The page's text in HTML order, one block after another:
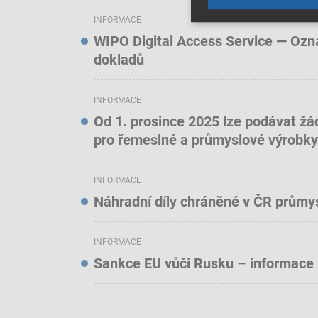
INFORMACE
WIPO Digital Access Service —
dokladů
INFORMACE
Od 1. prosince 2025 lze podávat
pro řemeslné a průmyslové výrobky
INFORMACE
Náhradní díly chráněné v ČR
INFORMACE
Sankce EU vůči Rusku –